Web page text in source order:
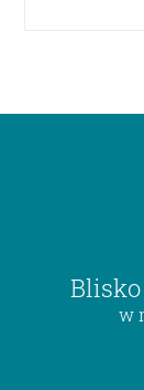
Blisko
w